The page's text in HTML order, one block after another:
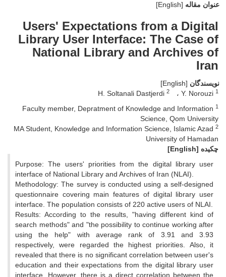
عنوان مقاله [English]
Users' Expectations from a Digital
Library User Interface: The Case of
National Library and Archives of
Iran
نویسندگان [English]
Y. Norouzi 1
H. Soltanali Dastjerdi 2
1
Faculty member, Depratment of Knowledge and Information
Science, Qom University
2
MA Student, Knowledge and Information Science, Islamic Azad
University of Hamadan
چکیده [English]
Purpose: The users' priorities from the digital library user
interface of National Library and Archives of Iran (NLAI).
Methodology: The survey is conducted using a self-designed
questionnaire covering main features of digital library user
interface. The population consists of 220 active users of NLAI.
Results: According to the results, "having different kind of
search methods" and "the possibility to continue working after
using the help" with average rank of 3.91 and 3.93
respectively, were regarded the highest priorities. Also, it
revealed that there is no significant correlation between user's
education and their expectations from the digital library user
interface. However, there is a direct correlation between the